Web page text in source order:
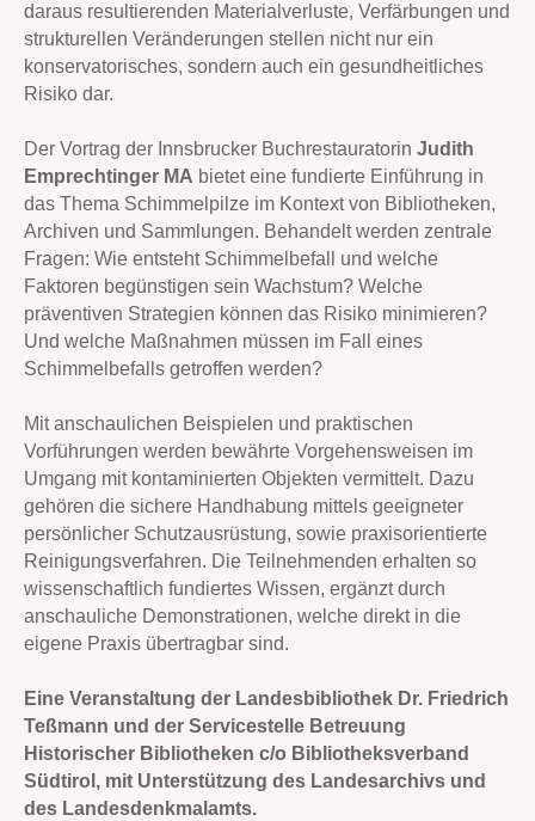
daraus resultierenden Materialverluste, Verfärbungen und
strukturellen Veränderungen stellen nicht nur ein
konservatorisches, sondern auch ein gesundheitliches
Risiko dar.
Der Vortrag der Innsbrucker Buchrestauratorin Judith
Emprechtinger MA bietet eine fundierte Einführung in
das Thema Schimmelpilze im Kontext von Bibliotheken,
Archiven und Sammlungen. Behandelt werden zentrale
Fragen: Wie entsteht Schimmelbefall und welche
Faktoren begünstigen sein Wachstum? Welche
präventiven Strategien können das Risiko minimieren?
Und welche Maßnahmen müssen im Fall eines
Schimmelbefalls getroffen werden?
Mit anschaulichen Beispielen und praktischen
Vorführungen werden bewährte Vorgehensweisen im
Umgang mit kontaminierten Objekten vermittelt. Dazu
gehören die sichere Handhabung mittels geeigneter
persönlicher Schutzausrüstung, sowie praxisorientierte
Reinigungsverfahren. Die Teilnehmenden erhalten so
wissenschaftlich fundiertes Wissen, ergänzt durch
anschauliche Demonstrationen, welche direkt in die
eigene Praxis übertragbar sind.
Eine Veranstaltung der Landesbibliothek Dr. Friedrich
Teßmann und der Servicestelle Betreuung
Historischer Bibliotheken c/o Bibliotheksverband
Südtirol, mit Unterstützung des Landesarchivs und
des Landesdenkmalamts.